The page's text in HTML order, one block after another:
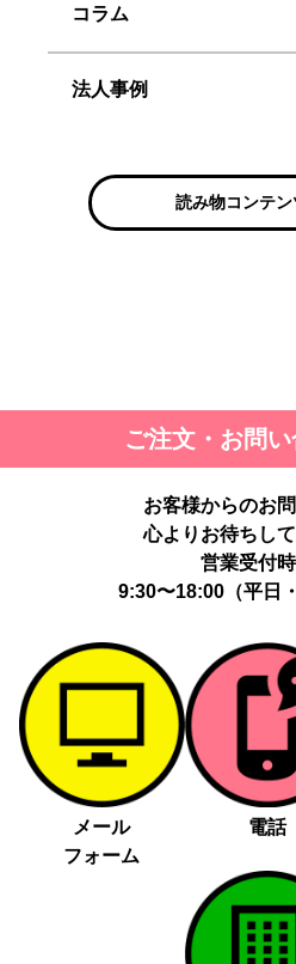
コラム
法人事例
読み物コンテ
ご注文・お問
お客様からのお
心よりお待ちして
営業受付
9:30〜18:00（平日
メール
フォーム
電話